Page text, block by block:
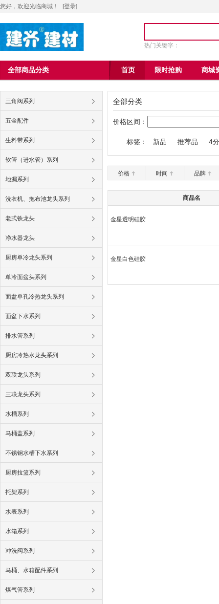
您好，欢迎光临商城！ [登录]
热门关键字：
全部商品分类 首页 限时抢购 商城
三角阀系列
五金配件
生料带系列
软管（进水管）系列
地漏系列
洗衣机、拖布池龙头系列
老式铁龙头
净水器龙头
厨房单冷龙头系列
单冷面盆头系列
面盆单孔冷热龙头系列
面盆下水系列
排水管系列
厨房冷热水龙头系列
双联龙头系列
三联龙头系列
水槽系列
马桶盖系列
不锈钢水槽下水系列
厨房拉篮系列
托架系列
水表系列
水箱系列
冲洗阀系列
马桶、水箱配件系列
煤气管系列
全部分类
价格区间：
标签： 新品 推荐品
4
九牧王6004马桶
价格 时间 品牌
商品名
金星透明硅胶
金星白色硅胶